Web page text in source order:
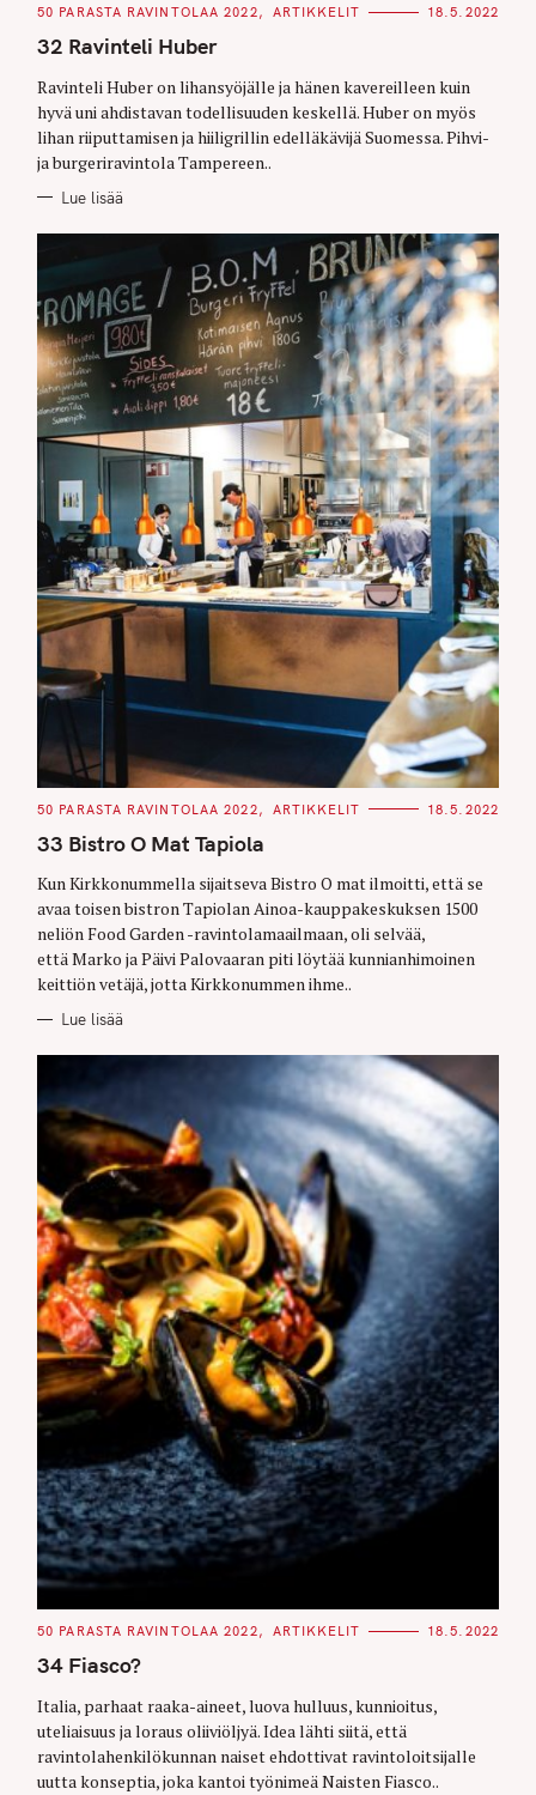
C
T
E
O
R
I
S
50 PARASTA RAVINTOLAA 2022 ARTIKKELIT 18.5.2022
32 Ravinteli Huber
Ravinteli Huber on lihansyöjälle ja hänen kavereilleen kuin
hyvä uni ahdistavan todellisuuden keskellä. Huber on myös
lihan riiputtamisen ja hiiligrillin edelläkävijä Suomessa. Pihvi-
ja burgeriravintola Tampereen..
Lue lisää
C
T
E
O
R
I
S
50 PARASTA RAVINTOLAA 2022 ARTIKKELIT 18.5.2022
33 Bistro O Mat Tapiola
Kun Kirkkonummella sijaitseva Bistro O mat ilmoitti, että se
avaa toisen bistron Tapiolan Ainoa-kauppakeskuksen 1500
neliön Food Garden -ravintolamaailmaan, oli selvää,
että Marko ja Päivi Palovaaran piti löytää kunnianhimoinen
keittiön vetäjä, jotta Kirkkonummen ihme..
Lue lisää
C
T
E
O
R
I
S
50 PARASTA RAVINTOLAA 2022 ARTIKKELIT 18.5.2022
34 Fiasco?
Italia, parhaat raaka-aineet, luova hulluus, kunnioitus,
uteliaisuus ja loraus oliiviöljyä. Idea lähti siitä, että
ravintolahenkilökunnan naiset ehdottivat ravintoloitsijalle
uutta konseptia, joka kantoi työnimeä Naisten Fiasco..